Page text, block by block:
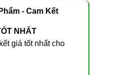
- Cam Kết
NHẤT
giá tốt nhất cho